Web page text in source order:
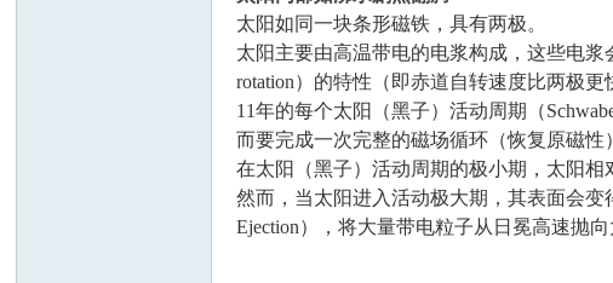
太阳如同一块条形磁铁，具有两极。
太阳主要由高温带电的电浆构成，这些电
rotation）的特性（即赤道自转速度比两极
11年的每个太阳（黑子）活动周期（
而要完成一次完整的磁场循环（恢复原磁性
在太阳（黑子）活动周期的极小期，太阳相
然而，当太阳进入活动极大期，其表面会变
Ejection），将大量带电粒子从日冕高速抛